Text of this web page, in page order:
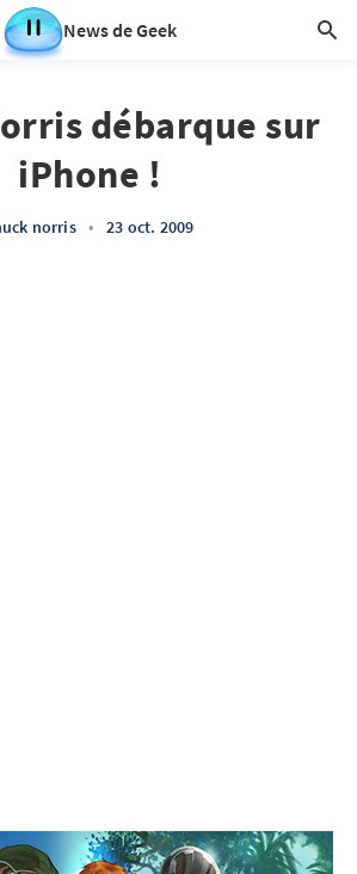
News de Geek
débarque sur
iPhone !
norris • 23 oct. 2009